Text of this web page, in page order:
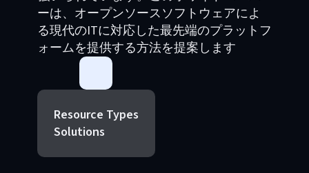
ーは、オープンソースソフトウェアによ
る現代のITに対応した最先端のプラットフ
ォームを提供する方法を提案します
Resource Types
Solutions